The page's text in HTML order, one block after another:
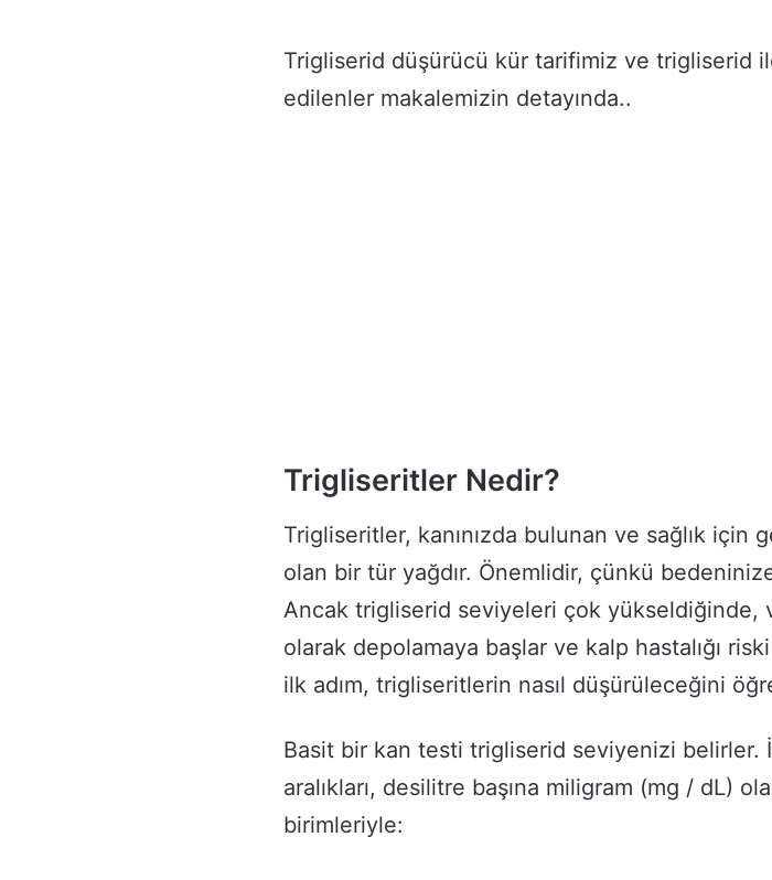
Trigliserid düşürücü kür tarifimiz ve trigliserid
edilenler makalemizin detayında..
Trigliseritler Nedir?
Trigliseritler, kanınızda bulunan ve sağlık için
olan bir tür yağdır. Önemlidir, çünkü
Ancak trigliserid seviyeleri çok yükseldiğinde,
olarak depolamaya başlar ve kalp hastalığı
ilk adım, trigliseritlerin nasıl düşürüleceğini
Basit bir kan testi trigliserid seviyenizi belirler.
aralıkları, desilitre başına miligram (mg / dL)
birimleriyle: